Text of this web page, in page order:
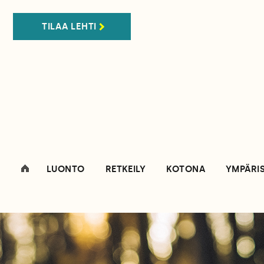
TILAA LEHTI
LUONTO RETKEILY KOTONA